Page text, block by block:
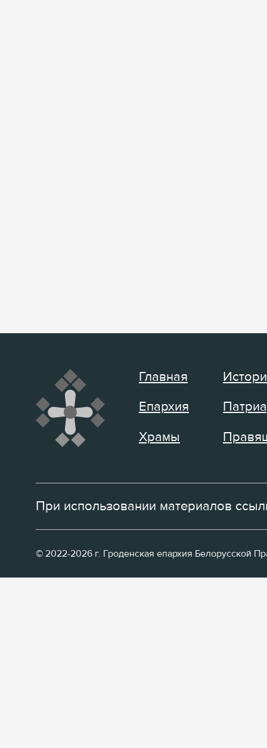
Главная
Епархия
Храмы
При использовании материалов
© 2022-2026 г. Гроденская епархия Белорусской